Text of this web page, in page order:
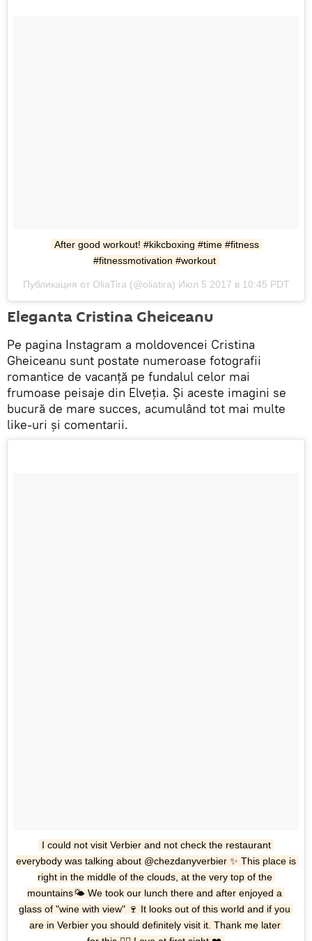
After good workout! #kikcboxing #time #fitness
#fitnessmotivation #workout
Публикация от OliaTira (@oliatira) Июл 5 2017 в 10:45 PDT
Eleganta Cristina Gheiceanu
Pe pagina Instagram a moldovencei Cristina
Gheiceanu sunt postate numeroase fotografii
romantice de vacanță pe fundalul celor mai
frumoase peisaje din Elveția. Și aceste imagini se
bucură de mare succes, acumulând tot mai multe
like-uri și comentarii.
I could not visit Verbier and not check the restaurant
everybody was talking about @chezdanyverbier ✨ This place is
right in the middle of the clouds, at the very top of the
mountains🌤 We took our lunch there and after enjoyed a
glass of "wine with view" 🍷 It looks out of this world and if you
are in Verbier you should definitely visit it. Thank me later